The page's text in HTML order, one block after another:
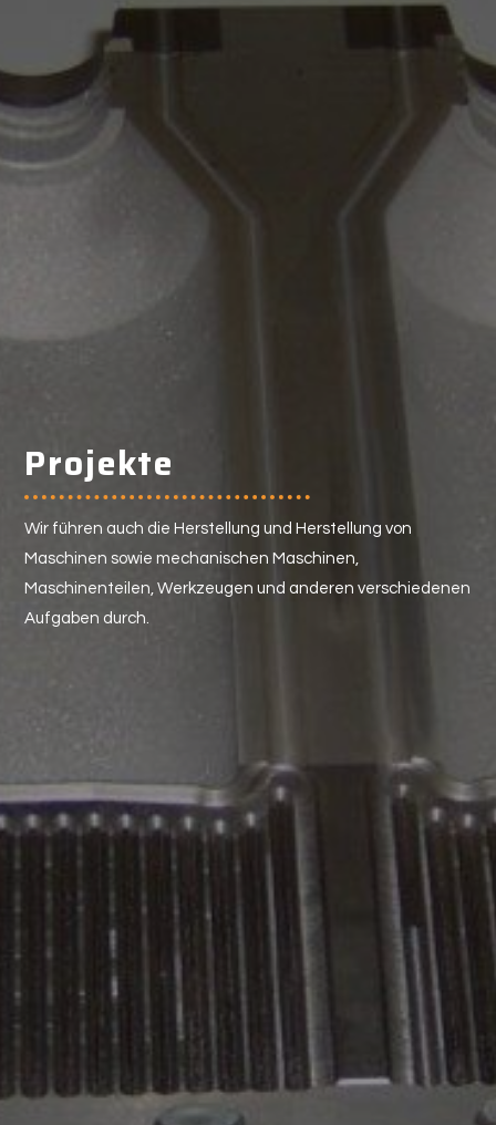
Projekte
Wir führen auch die Herstellung und Herstellung von
Maschinen sowie mechanischen Maschinen,
Maschinenteilen, Werkzeugen und anderen verschiedenen
Aufgaben durch.